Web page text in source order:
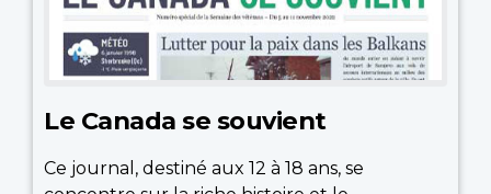
Le Canada se souvient
Ce journal, destiné aux 12 à 18 ans, se